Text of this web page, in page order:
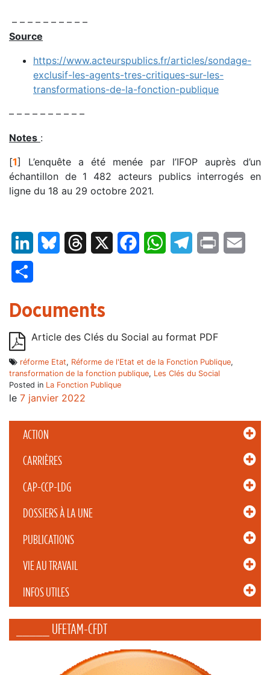
ACTION
CARRIÈRES
CAP-CCP-LDG
DOSSIERS À LA UNE
PUBLICATIONS
VIE AU TRAVAIL
INFOS UTILES
_____ UFETAM-CFDT
– – – – – – – – – –
Source
https://www.acteurspublics.fr/articles/sondage-
exclusif-les-agents-tres-critiques-sur-les-
transformations-de-la-fonction-publique
– – – – – – – – – –
Notes :
[1] L’enquête a été menée par l’IFOP auprès d’un
échantillon de 1 482 acteurs publics interrogés en
ligne du 18 au 29 octobre 2021.
LinkedInBluesky Threads FacebookWhatsAppTelegram
Print
Documents
Article des Clés du Social au format PDF
réforme Etat, Réforme de l'Etat et de la Fonction Publique,
transformation de la fonction publique, Les Clés du Social
Posted in La Fonction Publique
le 7 janvier 2022